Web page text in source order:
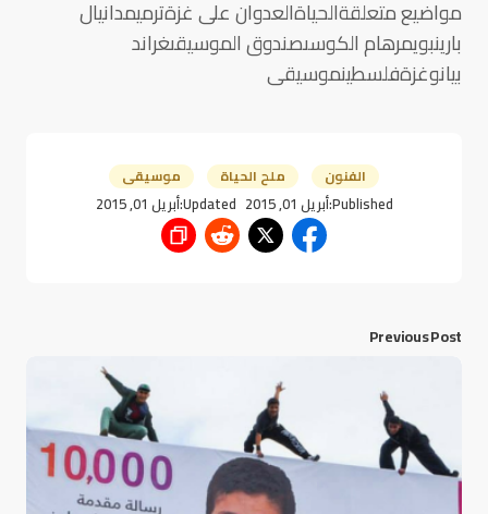
مواضيع متعلقةالحياةالعدوان على غزةترميمدانيال
بارينبويمرهام الكوسىصندوق الموسيقىغراند
بيانوغزةفلسطينموسيقى
الفنون ملح الحياة موسيقى
Published:أبريل 01, 2015 Updated:أبريل 01, 2015
Previous Post